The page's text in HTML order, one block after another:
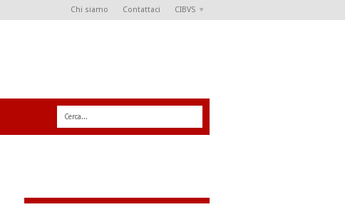
Chi siamo Contattaci CIBVS